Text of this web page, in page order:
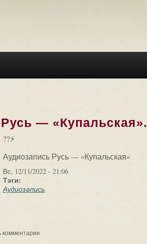
— «Купальская».
??⚡
Аудиозапись Русь — «Купальская»
Вс, 12/11/2022 - 21:06
Тэги:
Аудиозапись
комментарии